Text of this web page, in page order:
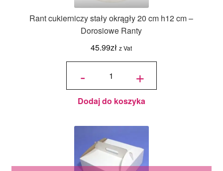
Rant cukierniczy stały okrągły 20 cm h12 cm –
Dorosiowe Ranty
45.99zł z Vat
-
ilość Rant
okrągły 20
cm h12 cm
Dorosiowe
Ranty
+
Dodaj do koszyka